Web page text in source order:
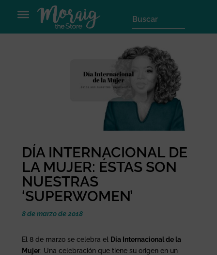
DÍA INTERNACIONAL DE
LA MUJER: ÉSTAS SON
NUESTRAS
‘SUPERWOMEN’
8 de marzo de 2018
El 8 de marzo se celebra el
Día Internacional de la
Mujer. Una celebración que tiene su origen en un